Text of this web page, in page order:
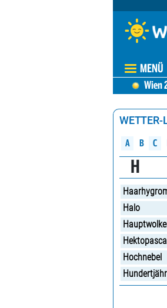
MENÜ
Wien
WETTER-
A B C
H
Halo
Hochnebel